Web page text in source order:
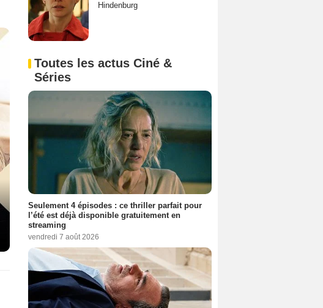
Hindenburg
Toutes les actus Ciné &
Séries
Seulement 4 épisodes : ce thriller parfait pour
l’été est déjà disponible gratuitement en
streaming
vendredi 7 août 2026